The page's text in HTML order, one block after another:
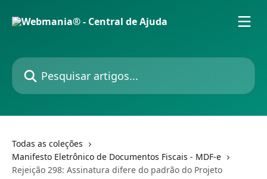
Pesquisar artigos...
Todas as coleções
Manifesto Eletrônico de Documentos Fiscais - MDF-e
Rejeição 298: Assinatura difere do padrão do Projeto